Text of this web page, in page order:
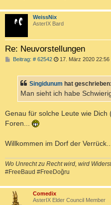
WeissNix
AsterIX Bard
Re: Neuvorstellungen
Beitrag: # 62542B
r
a
17. März 2020 22:56
Singidunum hat geschrieben:
Man sieht ich habe
Genau für solche Leute wie
Foren...
Willkommen im Dorf der
Wo Unrecht zu Recht wird, wird
#FreeBaud #FreeDoğru
Comedix
AsterIX Elder Council Member